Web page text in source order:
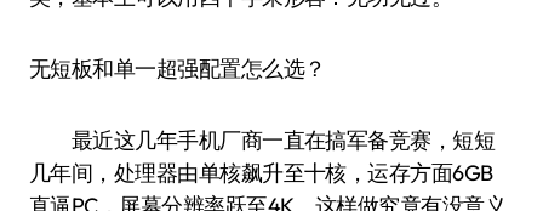
无短板和单一超强配置怎么选？
最近这几年手机厂商一直在搞军备竞赛，短短
几年间，处理器由单核飙升至十核，运存方面6GB